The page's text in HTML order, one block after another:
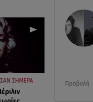
Προβολή
ΣΑΝ ΣΗΜΕΡΑ